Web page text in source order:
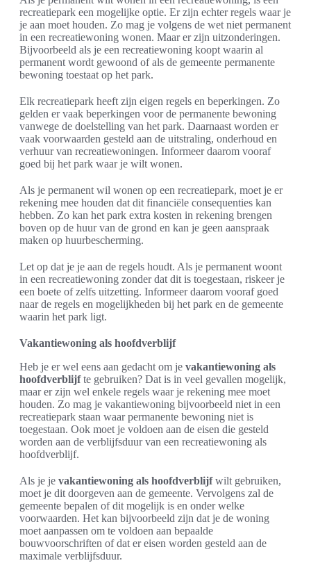
recreatiepark een mogelijke optie. Er zijn echter regels waar je
je aan moet houden. Zo mag je volgens de wet niet permanent
in een recreatiewoning wonen. Maar er zijn uitzonderingen.
Bijvoorbeeld als je een recreatiewoning koopt waarin al
permanent wordt gewoond of als de gemeente permanente
bewoning toestaat op het park.
Elk recreatiepark heeft zijn eigen regels en beperkingen. Zo
gelden er vaak beperkingen voor de permanente bewoning
vanwege de doelstelling van het park. Daarnaast worden er
vaak voorwaarden gesteld aan de uitstraling, onderhoud en
verhuur van recreatiewoningen. Informeer daarom vooraf
goed bij het park waar je wilt wonen.
Als je permanent wil wonen op een recreatiepark, moet je er
rekening mee houden dat dit financiële consequenties kan
hebben. Zo kan het park extra kosten in rekening brengen
boven op de huur van de grond en kan je geen aanspraak
maken op huurbescherming.
Let op dat je je aan de regels houdt. Als je permanent woont
in een recreatiewoning zonder dat dit is toegestaan, riskeer je
een boete of zelfs uitzetting. Informeer daarom vooraf goed
naar de regels en mogelijkheden bij het park en de gemeente
waarin het park ligt.
Vakantiewoning als hoofdverblijf
Heb je er wel eens aan gedacht om je vakantiewoning als
hoofdverblijfte gebruiken? Dat is in veel gevallen mogelijk,
maar er zijn wel enkele regels waar je rekening mee moet
houden. Zo mag je vakantiewoning bijvoorbeeld niet in een
recreatiepark staan waar permanente bewoning niet is
toegestaan. Ook moet je voldoen aan de eisen die gesteld
worden aan de verblijfsduur van een recreatiewoning als
hoofdverblijf.
Als je je vakantiewoning als hoofdverblijfwilt gebruiken,
moet je dit doorgeven aan de gemeente. Vervolgens zal de
gemeente bepalen of dit mogelijk is en onder welke
voorwaarden. Het kan bijvoorbeeld zijn dat je de woning
moet aanpassen om te voldoen aan bepaalde
bouwvoorschriften of dat er eisen worden gesteld aan de
maximale verblijfsduur.